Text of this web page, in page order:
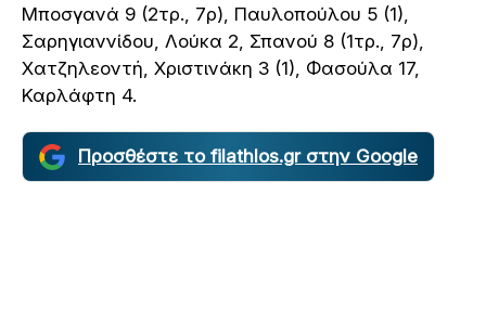
Μποσγανά 9 (2τρ., 7ρ), Παυλοπούλου 5 (1),
Σαρηγιαννίδου, Λούκα 2, Σπανού 8 (1τρ., 7ρ),
Χατζηλεοντή, Χριστινάκη 3 (1), Φασούλα 17,
Καρλάφτη 4.
Προσθέστε το filathlos.gr στην Google